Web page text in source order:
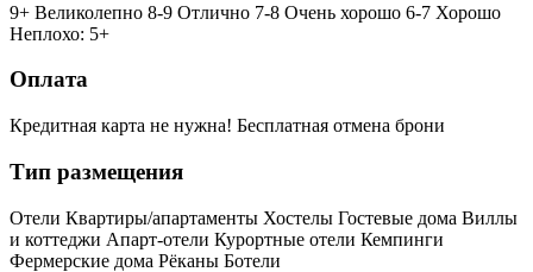
9+ Великолепно 8-9 Отлично 7-8 Очень хорошо 6-7 Хорошо
Неплохо: 5+
Оплата
Кредитная карта не нужна! Бесплатная отмена брони
Тип размещения
Отели Квартиры/апартаменты Хостелы Гостевые дома Виллы
и коттеджи Апарт-отели Курортные отели Кемпинги
Фермерские дома Рёканы Ботели